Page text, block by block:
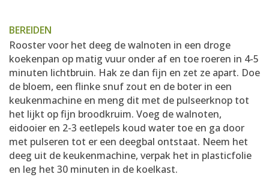
BEREIDEN
Rooster voor het deeg de walnoten in een droge
koekenpan op matig vuur onder af en toe roeren in 4-5
minuten lichtbruin. Hak ze dan fijn en zet ze apart. Doe
de bloem, een flinke snuf zout en de boter in een
keukenmachine en meng dit met de pulseerknop tot
het lijkt op fijn broodkruim. Voeg de walnoten,
eidooier en 2-3 eetlepels koud water toe en ga door
met pulseren tot er een deegbal ontstaat. Neem het
deeg uit de keukenmachine, verpak het in plasticfolie
en leg het 30 minuten in de koelkast.